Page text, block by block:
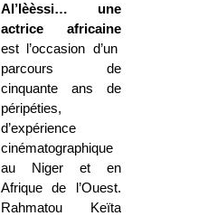
Al’lèèssi… une
actrice africaine
est l’occasion d’un
parcours de
cinquante ans de
péripéties,
d’expérience
cinématographique
au Niger et en
Afrique de l’Ouest.
Rahmatou Keïta